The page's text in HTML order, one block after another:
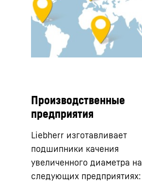
Производственные
предприятия
Liebherr изготавливает
подшипники качения
увеличенного диаметра на
следующих предприятиях: